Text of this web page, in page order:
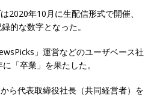
2020年10月に生配信形式で開催、
的な数字となった。
」運営などのユーザベース社
「卒業」を果たした。
ら代表取締役社長（共同経営者）を